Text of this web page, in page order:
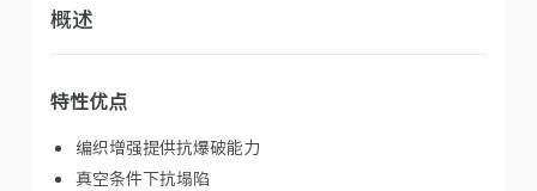
概述
特性优点
编织增强提供抗爆破能力
真空条件下抗塌陷